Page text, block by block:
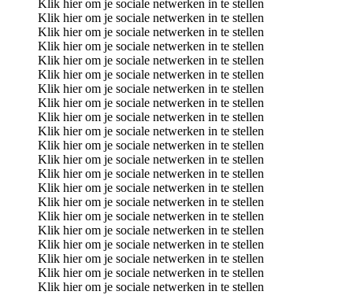
Klik hier om je sociale netwerken in te stellen
Klik hier om je sociale netwerken in te stellen
Klik hier om je sociale netwerken in te stellen
Klik hier om je sociale netwerken in te stellen
Klik hier om je sociale netwerken in te stellen
Klik hier om je sociale netwerken in te stellen
Klik hier om je sociale netwerken in te stellen
Klik hier om je sociale netwerken in te stellen
Klik hier om je sociale netwerken in te stellen
Klik hier om je sociale netwerken in te stellen
Klik hier om je sociale netwerken in te stellen
Klik hier om je sociale netwerken in te stellen
Klik hier om je sociale netwerken in te stellen
Klik hier om je sociale netwerken in te stellen
Klik hier om je sociale netwerken in te stellen
Klik hier om je sociale netwerken in te stellen
Klik hier om je sociale netwerken in te stellen
Klik hier om je sociale netwerken in te stellen
Klik hier om je sociale netwerken in te stellen
Klik hier om je sociale netwerken in te stellen
Klik hier om je sociale netwerken in te stellen